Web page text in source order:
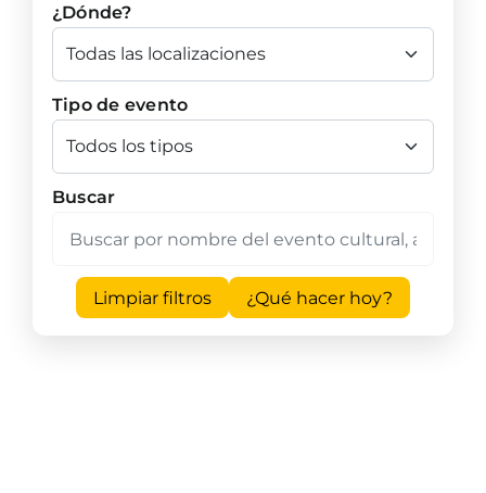
¿Dónde?
Tipo de evento
Buscar
Limpiar filtros ¿Qué hacer hoy?